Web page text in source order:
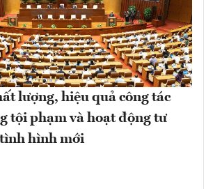
lượng, hiệu quả công tác
tội phạm và hoạt động tư
hình mới